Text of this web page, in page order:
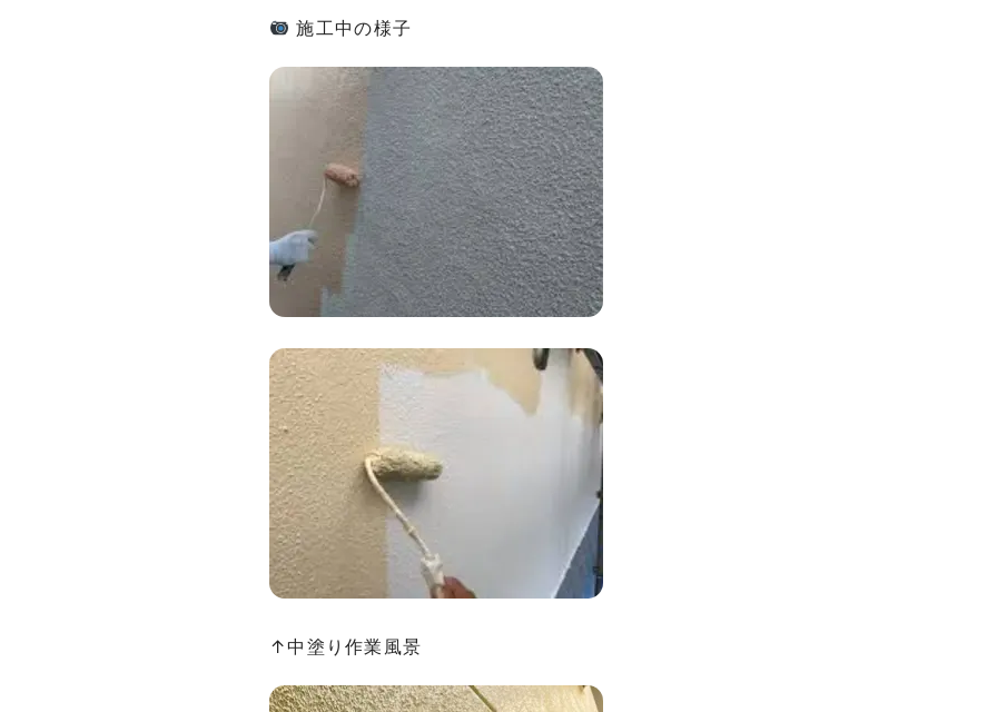
施工中の様子
↑中塗り作業風景